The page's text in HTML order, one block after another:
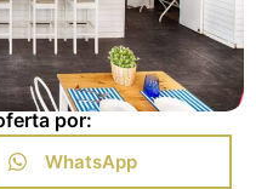
por:
WhatsApp